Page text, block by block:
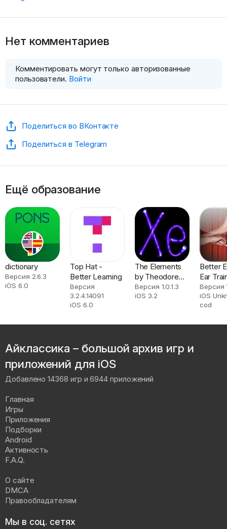
Нет комментариев
Комментировать могут только авторизованные
пользователи. Войти
Поделиться во ВКонтакте
Поделиться в Telegram
Ещё образование
dictionary
Версия 2.6.3
iOS 6.0
Top Hat -
Better Learning
Версия
3.2.4.14091
iOS 6.0
The Elements
by Theodore
Gray
Версия 1.0.1.3
iOS 3.2
Better
Ear
Версия
iOS
cod
Айклассика – большой архив игр и
приложений для iOS
Добавлено 14368 игр и 6944 приложений
Главная
Игры
Приложения
Подборки
Android
Активность
F.A.Q.
О сайте
DMCA
Правообладателям
Мы в соц. сетях